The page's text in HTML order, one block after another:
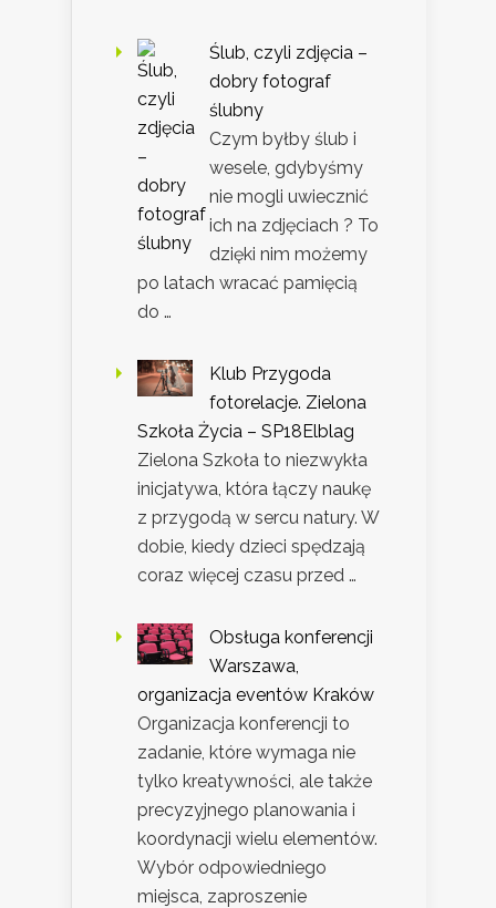
Ślub, czyli zdjęcia –
dobry fotograf
ślubny
Czym byłby ślub i
wesele, gdybyśmy
nie mogli uwiecznić
ich na zdjęciach ? To
dzięki nim możemy
po latach wracać pamięcią
do …
Klub Przygoda
fotorelacje. Zielona
Szkoła Życia – SP18Elblag
Zielona Szkoła to niezwykła
inicjatywa, która łączy naukę
z przygodą w sercu natury. W
dobie, kiedy dzieci spędzają
coraz więcej czasu przed …
Obsługa konferencji
Warszawa,
organizacja eventów Kraków
Organizacja konferencji to
zadanie, które wymaga nie
tylko kreatywności, ale także
precyzyjnego planowania i
koordynacji wielu elementów.
Wybór odpowiedniego
miejsca, zaproszenie